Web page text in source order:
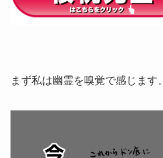
まず私は幽霊を嗅覚で感じます。